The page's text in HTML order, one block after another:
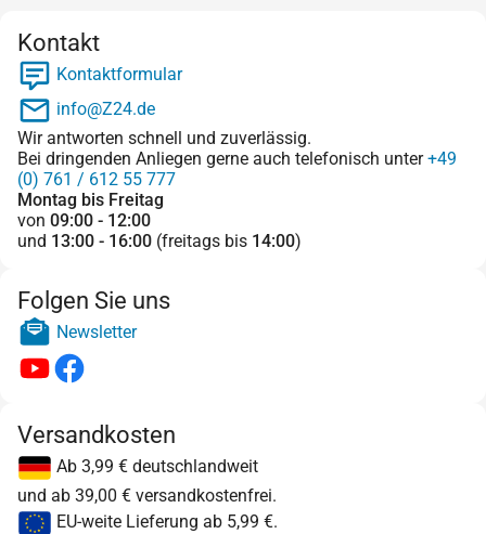
Kontakt
Kontaktformular
info@Z24.de
Wir antworten schnell und zuverlässig.
Bei dringenden Anliegen gerne auch telefonisch unter+49
(0) 761 / 612 55 777
Montag bis Freitag
von 09:00 - 12:00
und 13:00 - 16:00 (freitags bis 14:00)
Folgen Sie uns
Newsletter
Versandkosten
Ab 3,99 € deutschlandweit
und ab 39,00 € versandkostenfrei.
EU-weite Lieferung ab 5,99 €.